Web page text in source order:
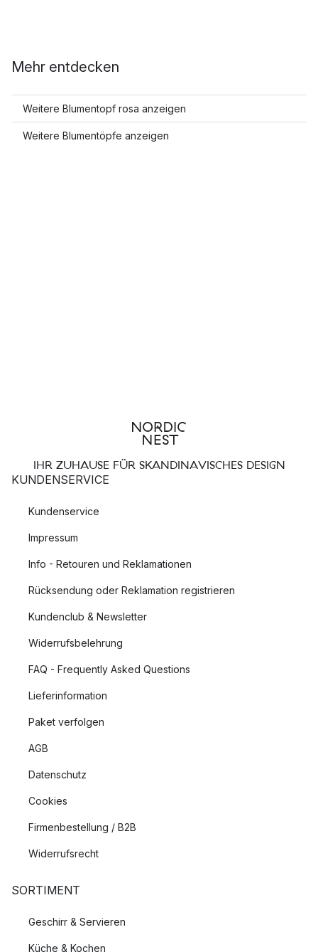
Mehr entdecken
Weitere Blumentopf rosa anzeigen
Weitere Blumentöpfe anzeigen
IHR ZUHAUSE FÜR SKANDINAVISCHES DESIGN
KUNDENSERVICE
Kundenservice
Impressum
Info - Retouren und Reklamationen
Rücksendung oder Reklamation registrieren
Kundenclub & Newsletter
Widerrufsbelehrung
FAQ - Frequently Asked Questions
Lieferinformation
Paket verfolgen
AGB
Datenschutz
Cookies
Firmenbestellung / B2B
Widerrufsrecht
SORTIMENT
Geschirr & Servieren
Küche & Kochen